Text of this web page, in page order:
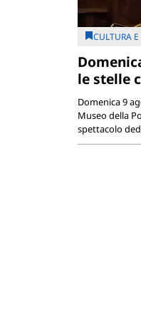
CULTURA
le stelle
Domenica 9
Museo della
spettacolo